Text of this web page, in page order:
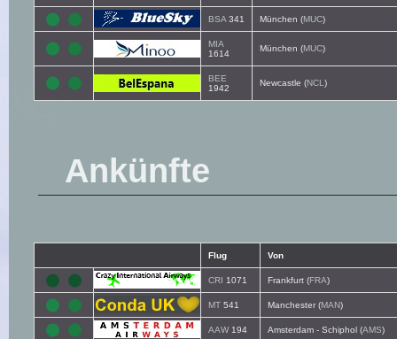
BSA 341 München (MUC)
MIA
1614
München (MUC)
BEE
1942
Newcastle (NCL )
Ankünfte
Flug Von
CRI 1071 Frankfurt (FRA)
MT 541 Manchester (MAN)
AAW194 Amsterdam - Schiphol (AMS)